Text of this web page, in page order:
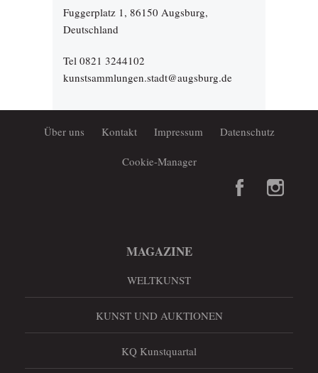
Fuggerplatz 1, 86150 Augsburg,
Deutschland
Tel 0821 3244102
kunstsammlungen.stadt@augsburg.de
Über uns Kontakt Impressum Datenschutz
Cookie-Manager
MAGAZINE
WELTKUNST
KUNST UND AUKTIONEN
KQ Kunstquartal